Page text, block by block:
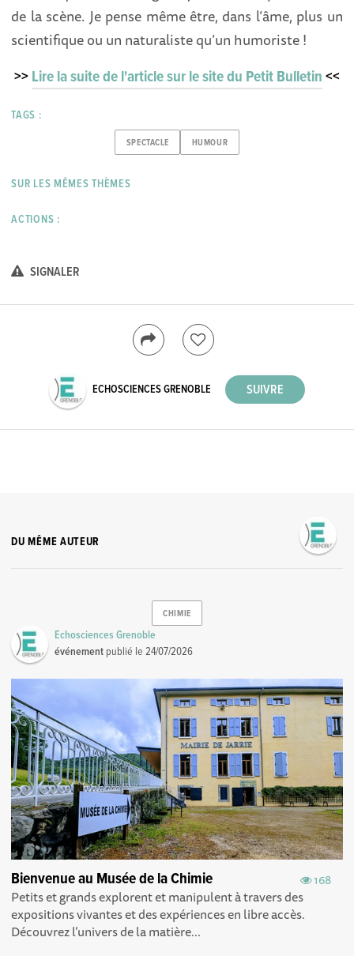
de la scène. Je pense même être, dans l’âme, plus un
scientifique ou un naturaliste qu’un humoriste !
>>Lire la suite de l'article sur le site du Petit Bulletin<<
TAGS :
SPECTACLE HUMOUR
SUR LES MÊMES THÈMES
ACTIONS :
SIGNALER
ECHOSCIENCES GRENOBLE
DU MÊME AUTEUR
CHIMIE
Echosciences Grenoble
événement publié le24/07/2026
168
Bienvenue au Musée de la Chimie
Petits et grands explorent et manipulent à travers des
expositions vivantes et des expériences en libre accès.
Découvrez l’univers de la matière...